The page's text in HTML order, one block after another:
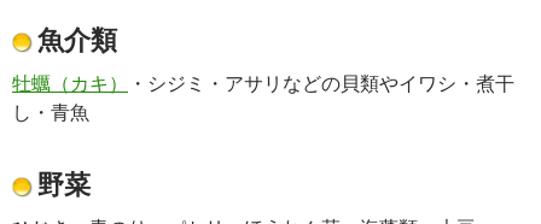
魚介類
牡蠣（カキ）
・シジミ・アサリなどの貝類やイワシ・煮干
し・青魚
野菜